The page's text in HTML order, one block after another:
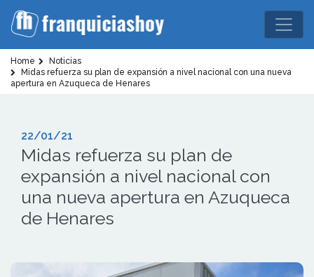
Home
Noticias
Midas refuerza su plan de expansión a nivel nacional con una nueva
apertura en Azuqueca de Henares
22/01/21
Midas refuerza su plan de
expansión a nivel nacional con
una nueva apertura en Azuqueca
de Henares